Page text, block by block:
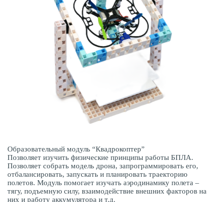
Образовательный модуль “Квадрокоптер”
Позволяет изучить физические принципы работы БПЛА.
Позволяет собрать модель дрона, запрограммировать его,
отбалансировать, запускать и планировать траекторию
полетов. Модуль помогает изучать аэродинамику полета –
тягу, подъемную силу, взаимодействие внешних факторов на
них и работу аккумулятора и т.д.